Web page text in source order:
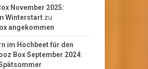
November 2025:
Winterstart zu
angekommen
im Hochbeet für den
Box September 2024: